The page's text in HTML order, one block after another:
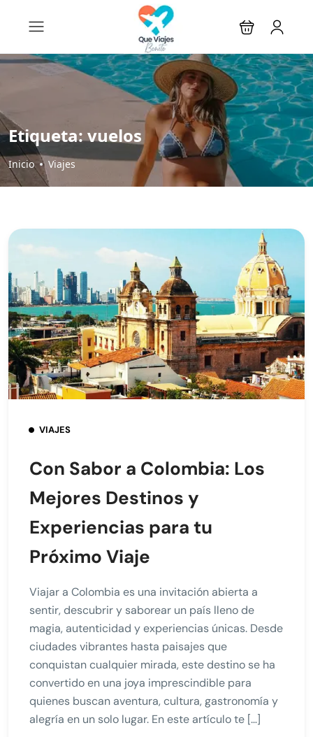
Etiqueta:vuelos
Inicio Viajes
VIAJES
Con Sabor a Colombia: Los
Mejores Destinos y
Experiencias para tu
Próximo Viaje
Viajar a Colombia es una invitación abierta a
sentir, descubrir y saborear un país lleno de
magia, autenticidad y experiencias únicas. Desde
ciudades vibrantes hasta paisajes que
conquistan cualquier mirada, este destino se ha
convertido en una joya imprescindible para
quienes buscan aventura, cultura, gastronomía y
alegría en un solo lugar. En este artículo te […]